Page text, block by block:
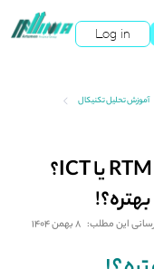
Log in
آموزش تحلیل تکنیکال
سبک RTM یا ICT؟
این مطلب: 8 بهمن 1404